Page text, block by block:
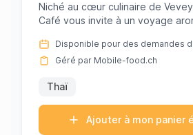
Niché au cœur culinaire de
Café vous invite à un voyage
Disponible pour des demandes
Géré par Mobile-food.ch
Thaï
Ajouter à mon panier